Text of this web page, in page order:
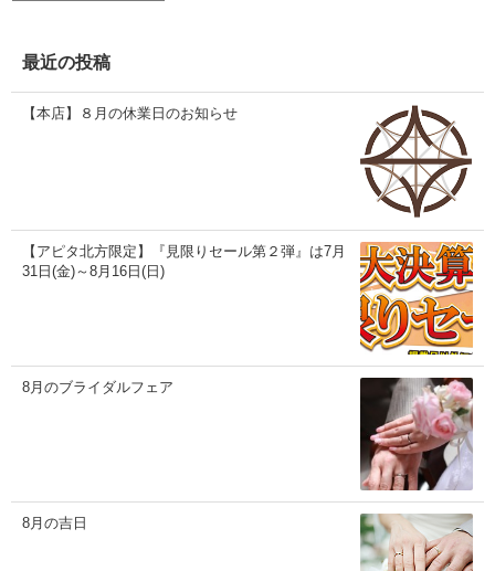
ブ
最近の投稿
【本店】８月の休業日のお知らせ
【アピタ北方限定】『見限りセール第２弾』は7月
31日(金)～8月16日(日)
8月のブライダルフェア
8月の吉日